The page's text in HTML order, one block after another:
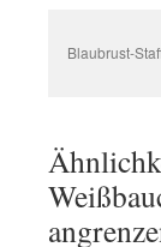
Blaubrust-